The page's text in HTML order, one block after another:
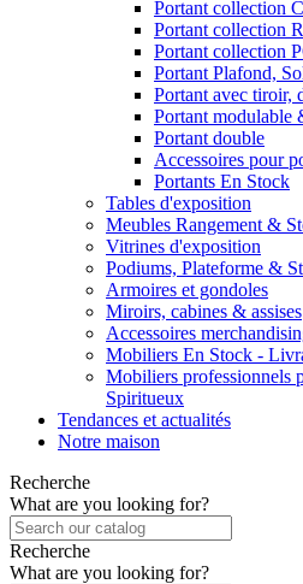
Portant collection
Portant collection
Portant collection
Portant Plafond,
Portant avec tiroir,
Portant modulable
Portant double
Accessoires pour
Portants En Stock
Tables d'exposition
Meubles Rangement &
Vitrines d'exposition
Podiums, Plateforme &
Armoires et gondoles
Miroirs, cabines & assises
Accessoires
Mobiliers En Stock -
Mobiliers professionnels
Spiritueux
Tendances et actualités
Notre maison
Recherche
What are you looking for?
Recherche
What are you looking for?